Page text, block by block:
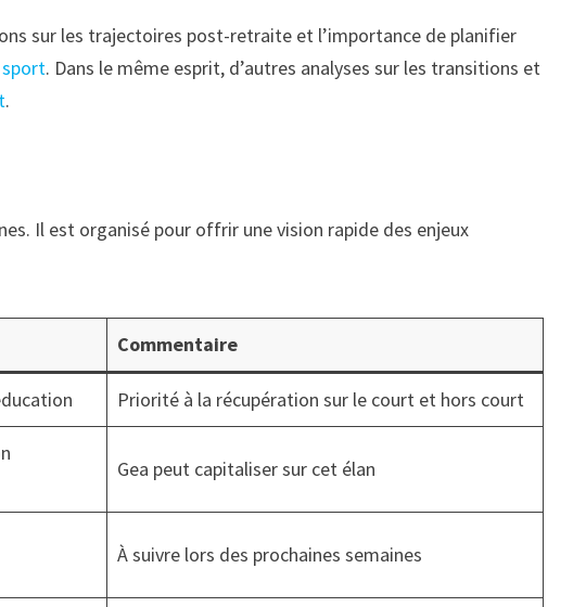
sur les trajectoires post-retraite et l’importance de planifier
sport. Dans le même esprit, d’autres analyses sur les transitions et
.
Il est organisé pour offrir une vision rapide des enjeux
Commentaire
Priorité à la récupération sur le court et hors court
Gea peut capitaliser sur cet élan
À suivre lors des prochaines semaines